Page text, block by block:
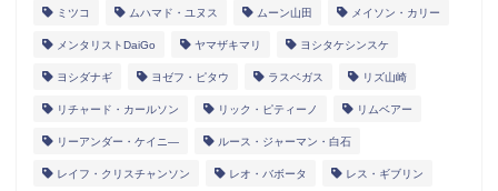
ミツコ ムハマド・ユヌス ムーン山田 メイソン・カリー
メンタリストDaiGo ヤマザキマリ ヨシタケシンスケ
ヨシダナギ ヨゼフ・ピタウ ラスベガス リズ山崎
リチャード・カールソン リック・ピティーノ リムベアー
リーアンダー・ケイニ― ルース・ジャーマン・白石
レイフ・クリスチャンソン レオ・バボータ レス・ギブリン